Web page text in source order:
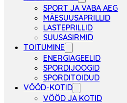
SPORT JA VABA AEG
MÄESUUSAPRILLID
LASTEPRILLID
SUUSASIRMID
TOITUMINE
ENERGIAGEELID
SPORDIJOOGID
SPORDITOIDUD
VÖÖD-KOTID
VÖÖD JA KOTID